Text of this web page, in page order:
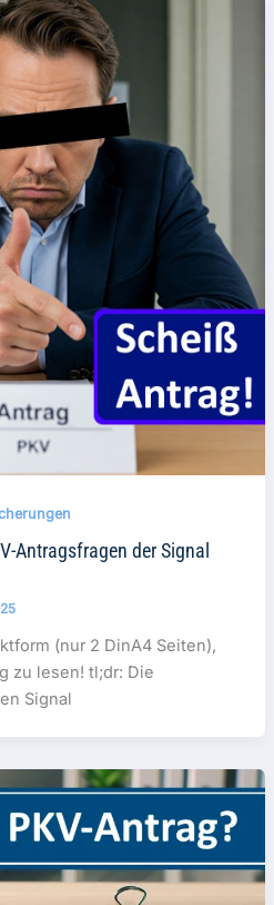
Antragsfragen der Signal
(nur 2 DinA4 Seiten),
zu lesen! tl;dr: Die
Signal